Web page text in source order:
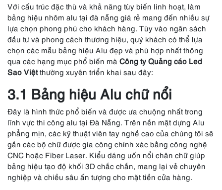
Với cấu trúc đặc thù và khả năng tùy biến linh hoạt, làm
bảng hiệu nhôm alu tại đà nẵng giá rẻ mang đến nhiều sự
lựa chọn phong phú cho khách hàng. Tùy vào ngân sách
đầu tư và phong cách thương hiệu, quý khách có thể lựa
chọn các mẫu bảng hiệu Alu đẹp và phù hợp nhất thông
qua các hạng mục phổ biến mà Công ty Quảng cáo Led
Sao Việtthường xuyên triển khai sau đây:
3.1 Bảng hiệu Alu chữ nổi
Đây là hình thức phổ biến và được ưa chuộng nhất trong
lĩnh vực thi công alu tại Đà Nẵng. Trên nền mặt dựng Alu
phẳng mịn, các kỹ thuật viên tay nghề cao của chúng tôi sẽ
gắn các bộ chữ được gia công chính xác bằng công nghệ
CNC hoặc Fiber Laser. Kiểu dáng uốn nổi chân chữ giúp
bảng hiệu tạo độ khối 3D chắc chắn, mang lại vẻ chuyên
nghiệp và chiều sâu ấn tượng cho mặt tiền cửa hàng.